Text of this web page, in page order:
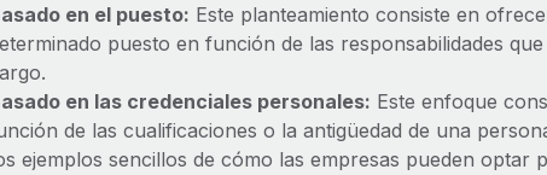
en el puesto: Este planteamiento consiste en
puesto en función de las responsabilidades
en las credenciales personales: Este enfoque
de las cualificaciones o la antigüedad de una
ejemplos sencillos de cómo las empresas pueden optar